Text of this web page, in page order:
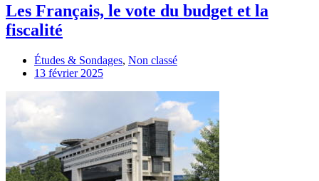
Les Français, le vote du budget et la
fiscalité
Études & Sondages, Non classé
13 février 2025